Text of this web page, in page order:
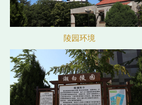
陵园环境